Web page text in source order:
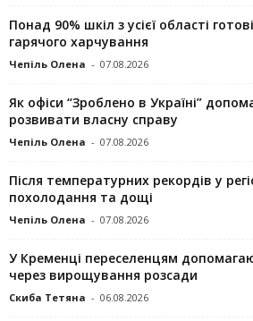
Понад 90% шкіл з усієї області
гарячого харчування
Чепіль Олена - 07.08.2026
Як офіси “Зроблено в Україні”
розвивати власну справу
Чепіль Олена - 07.08.2026
Після температурних рекордів у
похолодання та дощі
Чепіль Олена - 07.08.2026
У Кременці переселенцям
через вирощування розсади
Скиба Тетяна - 06.08.2026